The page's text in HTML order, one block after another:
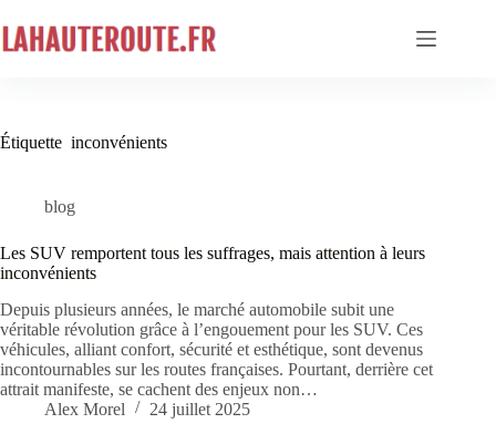
au
contenu
Étiquette inconvénients
blog
Les SUV remportent tous les suffrages, mais attention à leurs
inconvénients
Depuis plusieurs années, le marché automobile subit une
véritable révolution grâce à l’engouement pour les SUV. Ces
véhicules, alliant confort, sécurité et esthétique, sont devenus
incontournables sur les routes françaises. Pourtant, derrière cet
attrait manifeste, se cachent des enjeux non…
Alex Morel
24 juillet 2025